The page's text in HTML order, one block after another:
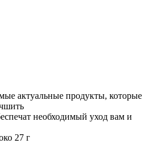
актуальные продукты, которые
необходимый уход вам и
27 г